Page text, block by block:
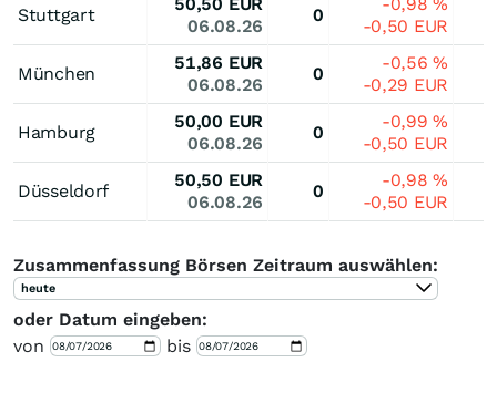
Stuttgart
06.08.26
0
-0,50 EUR
München
51,86 EUR
06.08.26
0
-0,56%
-0,29 EUR
Hamburg
50,00 EUR
06.08.26
0
-0,99%
-0,50 EUR
Düsseldorf
50,50 EUR
06.08.26
0
-0,98%
-0,50 EUR
Zusammenfassung Börsen Zeitraum auswählen:
heute
oder Datum eingeben:
von
bis